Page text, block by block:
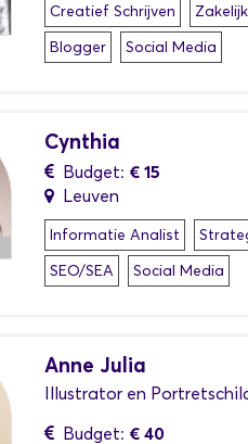
Creatief Schrijven
Blogger
Social Media
Cynthia
Budget: € 15
Leuven
Informatie Analist
SEO/SEA
Social Media
Anne Julia
Illustrator en
Budget: € 40